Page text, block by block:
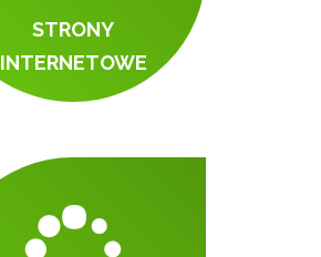
STRONY
INTERNETOWE